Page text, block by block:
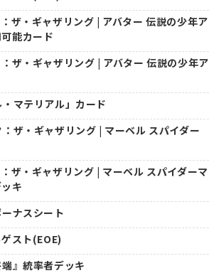
ザ・ギャザリング | アバター 伝説の少年ア
能カード
ザ・ギャザリング | アバター 伝説の少年ア
・マテリアル」カード
：ザ・ギャザリング | マーベル スパイダー
：ザ・ギャザリング | マーベル スパイダーマ
キ
ーナスシート
ゲスト(EOE)
端』統率者デッキ